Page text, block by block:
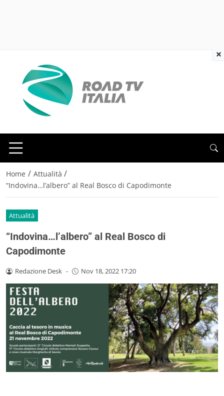
Home / Attualità /
“Indovina…l’albero” al Real Bosco di Capodimonte
Attualità
“Indovina…l’albero” al Real Bosco di
Capodimonte
Redazione Desk - Nov 18, 2022 17:20
×